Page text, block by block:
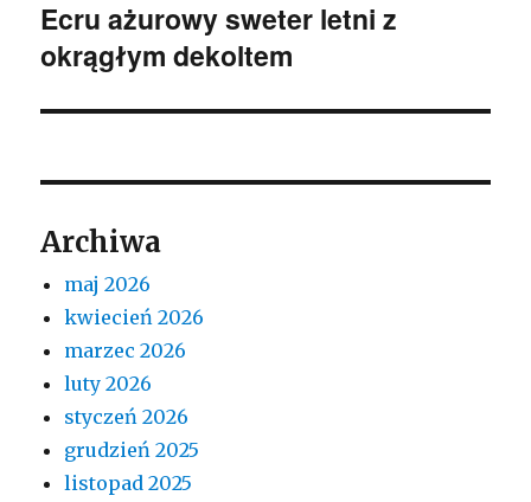
Następny
wpis:
Ecru ażurowy sweter letni z
okrągłym dekoltem
Archiwa
maj 2026
kwiecień 2026
marzec 2026
luty 2026
styczeń 2026
grudzień 2025
listopad 2025